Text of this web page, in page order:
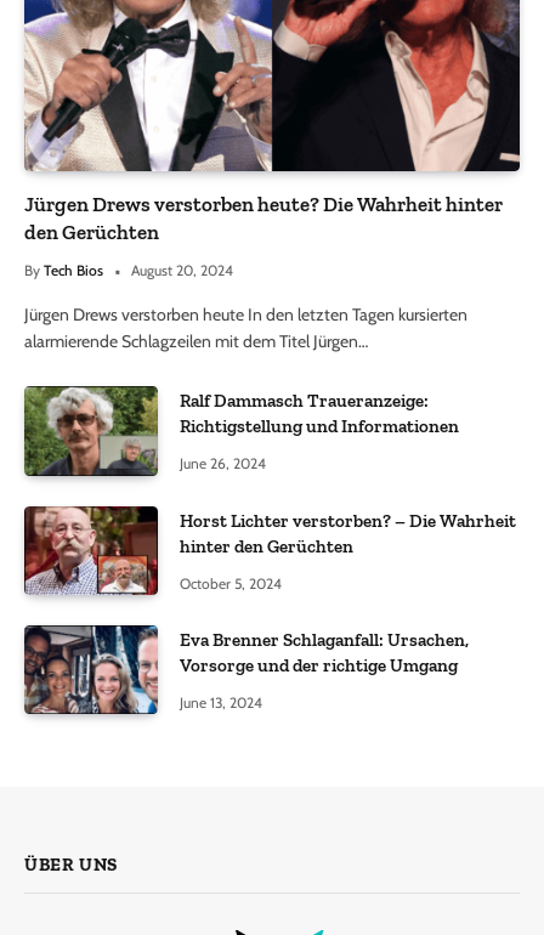
Jürgen Drews verstorben heute? Die Wahrheit hinter
den Gerüchten
By Tech Bios August 20, 2024
Jürgen Drews verstorben heute In den letzten Tagen kursierten
alarmierende Schlagzeilen mit dem Titel Jürgen…
Ralf Dammasch Traueranzeige:
Richtigstellung und Informationen
June 26, 2024
Horst Lichter verstorben? – Die Wahrheit
hinter den Gerüchten
October 5, 2024
Eva Brenner Schlaganfall: Ursachen,
Vorsorge und der richtige Umgang
June 13, 2024
ÜBER UNS